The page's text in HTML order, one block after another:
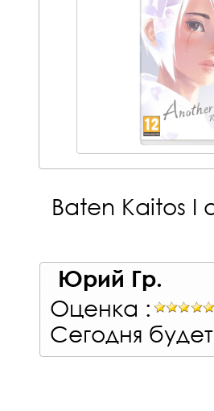
Baten Kaitos I
Юрий Гр.
Оценка :
Сегодня